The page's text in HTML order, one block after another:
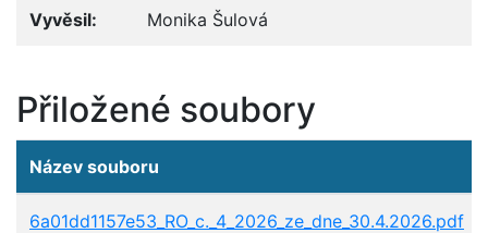
Vyvěsil: Monika Šulová
Přiložené soubory
Název souboru
6a01dd1157e53_RO_c._4_2026_ze_dne_30.4.2026.pdf